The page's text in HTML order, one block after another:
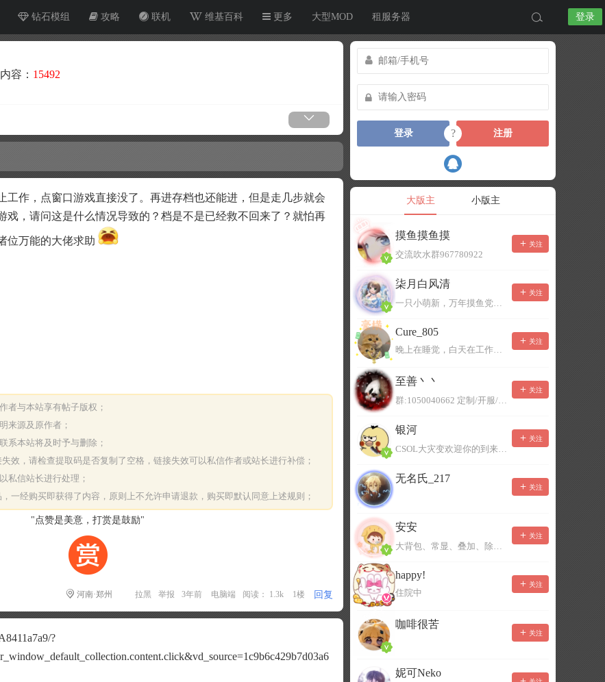
钻石模组 攻略 联机 维基百科 更多 大型MOD 租服务器 登录
内容： 15492
工作，点窗口游戏直接没了。再进存档也还能进，但是走几步就会
戏，请问这是什么情况导致的？档是不是已经救不回来了？就怕再
位万能的大佬求助
者与本站享有帖子版权；
来源及原作者；
系本站将及时予与删除；
效，请检查提取码是否复制了空格，链接失效可以私信作者或站长进行补偿；
私信站长进行处理；
一经购买即获得了内容，原则上不允许申请退款，购买即默认同意上述规则；
"点赞是美意，打赏是鼓励"
河南·郑州 拉黑 举报 3年前 电脑端 阅读： 1.3k 1楼 回复
?
登录 ? 注册
大版主 小版主
摸鱼摸鱼摸
交流吹水群967780922
关注
柒月白风清
一只小萌新，万年摸鱼党！已经脱坑了。。。
关注
Cure_805
晚上在睡觉，白天在工作，不一定能及时回复，有事可以留言！
关注
至善丶丶
群:1050040662 定制/开服/地图制作/价格公道
关注
银河
CSOL大灾变欢迎你的到来。QQ群：967780922
关注
无名氏_217
关注
安安
大背包、常显、叠加、除草树，唯一作者QQ383125283
关注
happy!
住院中
关注
咖啡很苦
关注
妮可Neko